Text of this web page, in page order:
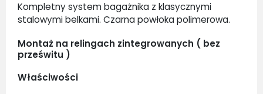
Kompletny system bagażnika z klasycznymi
stalowymi belkami. Czarna powłoka polimerowa.
Montaż na relingach zintegrowanych ( bez
prześwitu )
Właściwości